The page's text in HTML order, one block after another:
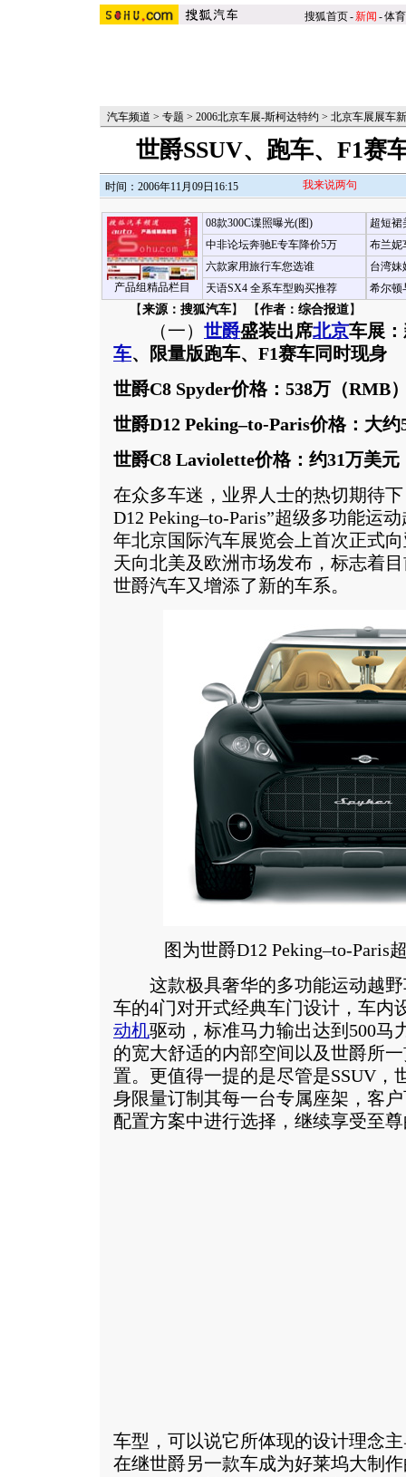
搜狐首页-新闻 -体育
汽车频道 > 专题 > 2006北京车展-斯柯达特约 > 北京车展展车
世爵SSUV、跑车、F1赛
时间：2006年11月09日16:15 我来说两句
产品组精品栏目
08款300C谍照曝光(图)
中非论坛奔驰E专车降价5万
六款家用旅行车您选谁
天语SX4 全系车型购买推荐
超短裙
布兰妮
台湾妹
希尔顿
【来源：搜狐汽车】 【作者：综合报道】
（一） 世爵盛装出席北京车展
车、限量版跑车、F1赛车同时现身
世爵C8 Spyder价格：538万（RMB
世爵D12 Peking–to-Paris价格：大约
世爵C8 Laviolette价格：约31万美元
在众多车迷，业界人士的热切期待
D12 Peking–to-Paris”超级多功能运
年北京国际汽车展览会上首次正式
天向北美及欧洲市场发布，标志着
世爵汽车又增添了新的车系。
图为世爵D12 Peking–to-Paris
这款极具奢华的多功能运动越野
车的4门对开式经典车门设计，车内
动机驱动，标准马力输出达到500马
的宽大舒适的内部空间以及世爵所
置。更值得一提的是尽管是SSUV，
身限量订制其每一台专属座架，客
配置方案中进行选择，继续享受至
车型，可以说它所体现的设计理念
在继世爵另一款车成为好莱坞大制